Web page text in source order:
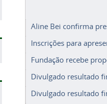
Aline Bei confirma
Inscrições para
Fundação recebe
Divulgado resultado
Divulgado resultado